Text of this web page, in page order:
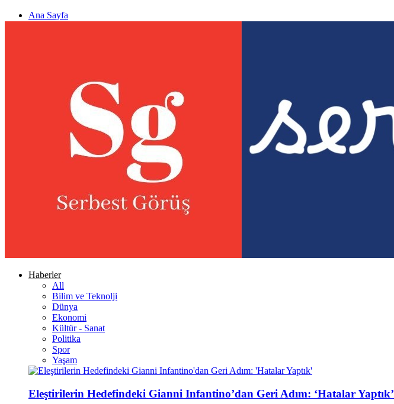
Ana Sayfa
Haberler
All
Bilim ve Teknolji
Dünya
Ekonomi
Kültür - Sanat
Politika
Spor
Yaşam
Eleştirilerin Hedefindeki Gianni Infantino’dan Geri Adım: ‘Hatalar Yaptık’